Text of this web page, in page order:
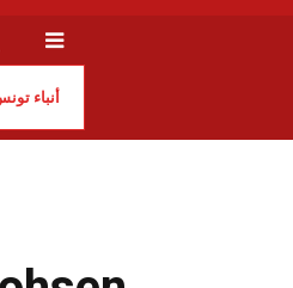
أنباء